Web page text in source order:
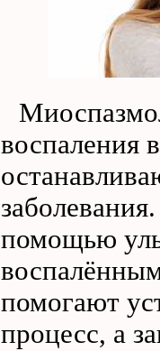
воспаления
помощью
помогают
процесс, а